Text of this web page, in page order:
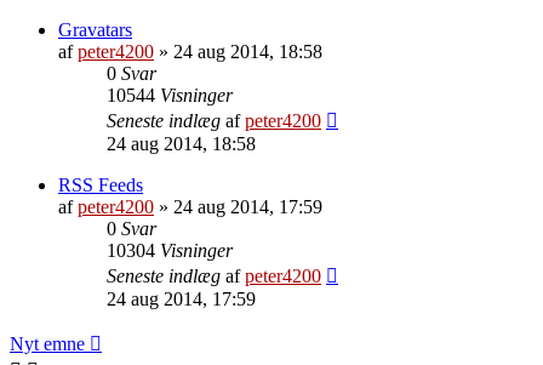
Gravatars
afpeter4200 » 24 aug 2014, 18:58
0 Svar
10544 Visninger
Seneste indlæg afpeter4200
24 aug 2014, 18:58
RSS Feeds
afpeter4200 » 24 aug 2014, 17:59
0 Svar
10304 Visninger
Seneste indlæg afpeter4200
24 aug 2014, 17:59
Nyt emne